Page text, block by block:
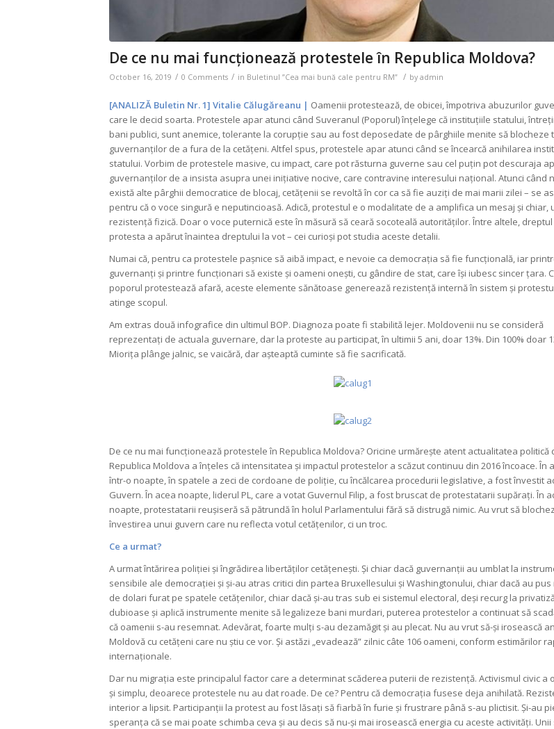
De ce nu mai funcționează protestele în Republica Moldova?
October 16, 2019 / 0 Comments / in Buletinul ”Cea mai bună cale pentru RM” / by admin
[ANALIZĂ Buletin Nr. 1] Vitalie Călugăreanu | Oamenii protestează, de obicei, împotriva abuzurilor
care le decid soarta. Protestele apar atunci când Suveranul (Poporul) înțelege că instituțiile statului,
bani publici, sunt anemice, tolerante la corupție sau au fost deposedate de pârghiile menite să blocheze
guvernanților de a fura de la cetățeni. Altfel spus, protestele apar atunci când se încearcă anihilarea
statului. Vorbim de protestele masive, cu impact, care pot răsturna guverne sau cel puțin pot descuraja
guvernanților de a insista asupra unei inițiative nocive, care contravine interesului național. Atunci când
există alte pârghii democratice de blocaj, cetățenii se revoltă în cor ca să fie auziți de mai marii zilei – se
pentru că o voce singură e neputincioasă. Adică, protestul e o modalitate de a amplifica un mesaj și chiar,
rezistență fizică. Doar o voce puternică este în măsură să ceară socoteală autorităților. Între altele,
protesta a apărut înaintea dreptului la vot – cei curioși pot studia aceste detalii.
Numai că, pentru ca protestele pașnice să aibă impact, e nevoie ca democrația să fie funcțională, iar
guvernanți și printre funcționari să existe și oameni onești, cu gândire de stat, care își iubesc sincer țara.
poporul protestează afară, aceste elemente sănătoase generează rezistență internă în sistem și
atinge scopul.
Am extras două infografice din ultimul BOP. Diagnoza poate fi stabilită lejer. Moldovenii nu se consideră
reprezentați de actuala guvernare, dar la proteste au participat, în ultimii 5 ani, doar 13%. Din 100% doar
Miorița plânge jalnic, se vaicără, dar așteaptă cuminte să fie sacrificată.
De ce nu mai funcționează protestele în Republica Moldova? Oricine urmărește atent actualitatea politică
Republica Moldova a înțeles că intensitatea și impactul protestelor a scăzut continuu din 2016 încoace. În
într-o noapte, în spatele a zeci de cordoane de poliție, cu încălcarea procedurii legislative, a fost învestit
Guvern. În acea noapte, liderul PL, care a votat Guvernul Filip, a fost bruscat de protestatarii supărați. În
noapte, protestatarii reușiseră să pătrundă în holul Parlamentului fără să distrugă nimic. Au vrut să
învestirea unui guvern care nu reflecta votul cetățenilor, ci un troc.
Ce a urmat?
A urmat întărirea poliției și îngrădirea libertăților cetățenești. Și chiar dacă guvernanții au umblat la
sensibile ale democrației și și-au atras critici din partea Bruxellesului și Washingtonului, chiar dacă au pus
de dolari furat pe spatele cetățenilor, chiar dacă și-au tras sub ei sistemul electoral, deși recurg la
dubioase și aplică instrumente menite să legalizeze bani murdari, puterea protestelor a continuat să
că oamenii s-au resemnat. Adevărat, foarte mulți s-au dezamăgit și au plecat. Nu au vrut să-și irosească
Moldovă cu cetățeni care nu știu ce vor. Și astăzi „evadează” zilnic câte 106 oameni, conform estimărilor
internaționale.
Dar nu migrația este principalul factor care a determinat scăderea puterii de rezistență. Activismul civic a
și simplu, deoarece protestele nu au dat roade. De ce? Pentru că democrația fusese deja anihilată.
interior a lipsit. Participanții la protest au fost lăsați să fiarbă în furie și frustrare până s-au plictisit. Și-au
speranța că se mai poate schimba ceva și au decis să nu-și mai irosească energia cu aceste activități. Unii